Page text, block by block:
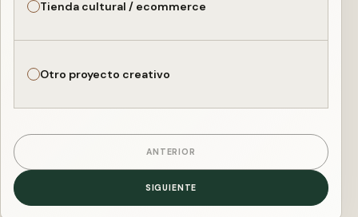
Tienda cultural / ecommerce
Otro proyecto creativo
ANTERIOR
SIGUIENTE